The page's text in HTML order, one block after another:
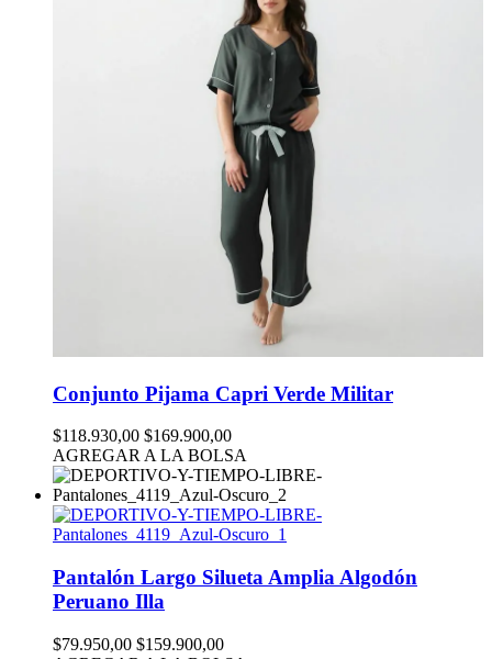
Conjunto Pijama Capri Verde Militar
$118.930,00 $169.900,00
AGREGAR A LA BOLSA
Pantalón Largo Silueta Amplia Algodón
Peruano Illa
$79.950,00 $159.900,00